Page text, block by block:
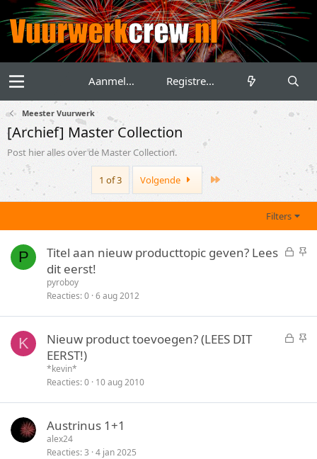
Aanmelden Registreren
Meester Vuurwerk
[Archief] Master Collection
Post hier alles over de Master Collection.
1 of 3 Volgende
Filters
P
G
e
S
Titel aan nieuw producttopic geven? Lees
dit eerst!
pyroboy
Reacties 0 6 aug 2012
K
G S
Nieuw product toevoegen? (LEES DIT
EERST!)
*kevin*
Reacties 0 10 aug 2010
Austrinus 1+1
alex24
Reacties 3 4 jan 2025